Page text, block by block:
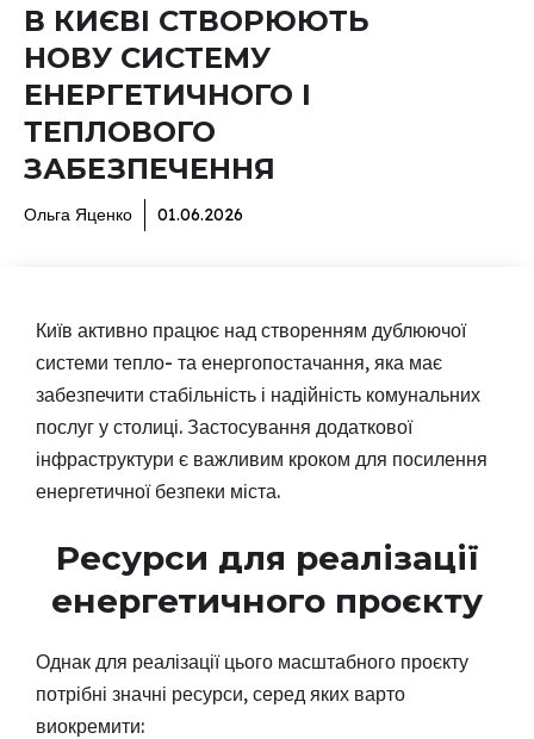
В КИЄВІ СТВОРЮЮТЬ
НОВУ СИСТЕМУ
ЕНЕРГЕТИЧНОГО І
ТЕПЛОВОГО
ЗАБЕЗПЕЧЕННЯ
Ольга Яценко 01.06.2026
Київ активно працює над створенням дублюючої
системи тепло- та енергопостачання, яка має
забезпечити стабільність і надійність комунальних
послуг у столиці. Застосування додаткової
інфраструктури є важливим кроком для посилення
енергетичної безпеки міста.
Ресурси для реалізації
енергетичного проєкту
Однак для реалізації цього масштабного проєкту
потрібні значні ресурси, серед яких варто
виокремити: